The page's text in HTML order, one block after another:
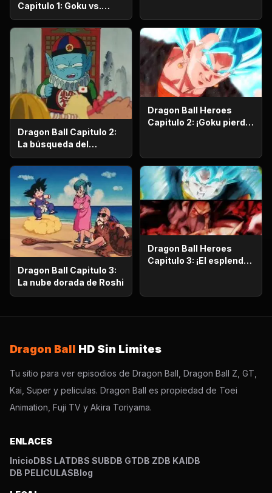
Capitulo 1: Goku vs.
Goku. Inicia una
apasionante batalla en
la prisión planetaria!
Dragon Ball Capitulo 2:
La búsqueda del
emperador
Dragon Ball Heroes
Capitulo 2: ¡Goku pierde
Dragon Ball Capitulo 3:
La nube dorada de Roshi
Dragon Ball Heroes
Capitulo 3: ¡El esplendor
explota!
Dragon Ball HD Sin Limites
Tu sitio para ver episodios de Dragon Ball, Dragon Ball Z, GT,
Kai, Super y peliculas. Dragon Ball es propiedad de Toei
Animation, Fuji TV y Akira Toriyama.
ENLACES
InicioDBS LATDBS SUBDB GTDB ZDB KAIDB
DB PELICULASBlog